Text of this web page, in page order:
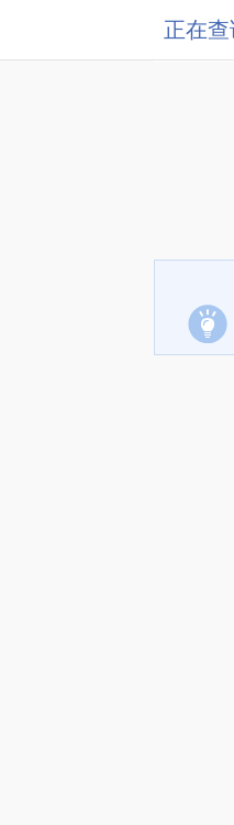
正在查